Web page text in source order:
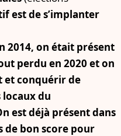
est de s’implanter
2014, on était présent
perdu en 2020 et on
et conquérir de
du
est déjà présent dans
de bon score pour